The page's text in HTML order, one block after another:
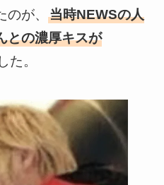
が、 当時NEWSの人
との濃厚キスが
た。